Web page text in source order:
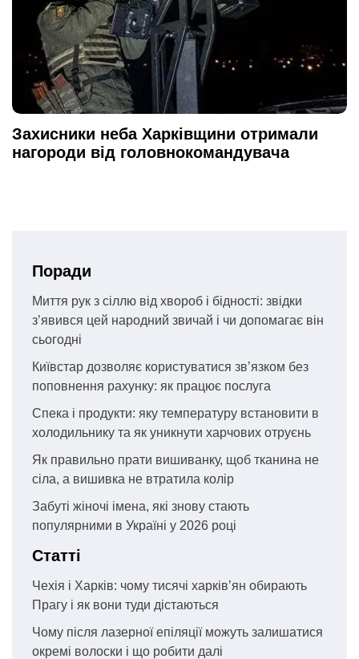
Захисники неба Харківщини отримали
нагороди від головнокомандувача
Поради
Миття рук з сіллю від хвороб і бідності: звідки
з’явився цей народний звичай і чи допомагає він
сьогодні
Київстар дозволяє користуватися зв’язком без
поповнення рахунку: як працює послуга
Спека і продукти: яку температуру встановити в
холодильнику та як уникнути харчових отруєнь
Як правильно прати вишиванку, щоб тканина не
сіла, а вишивка не втратила колір
Забуті жіночі імена, які знову стають
популярними в Україні у 2026 році
Статті
Чехія і Харків: чому тисячі харків’ян обирають
Прагу і як вони туди дістаються
Чому після лазерної епіляції можуть залишатися
окремі волоски і що робити далі